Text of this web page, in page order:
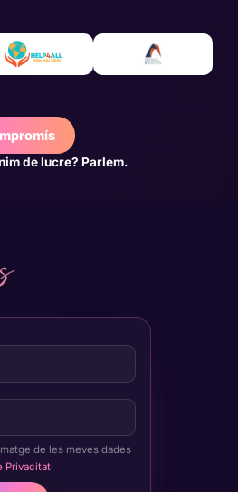
de lucre? Parlem.
de les meves dades
Privacitat